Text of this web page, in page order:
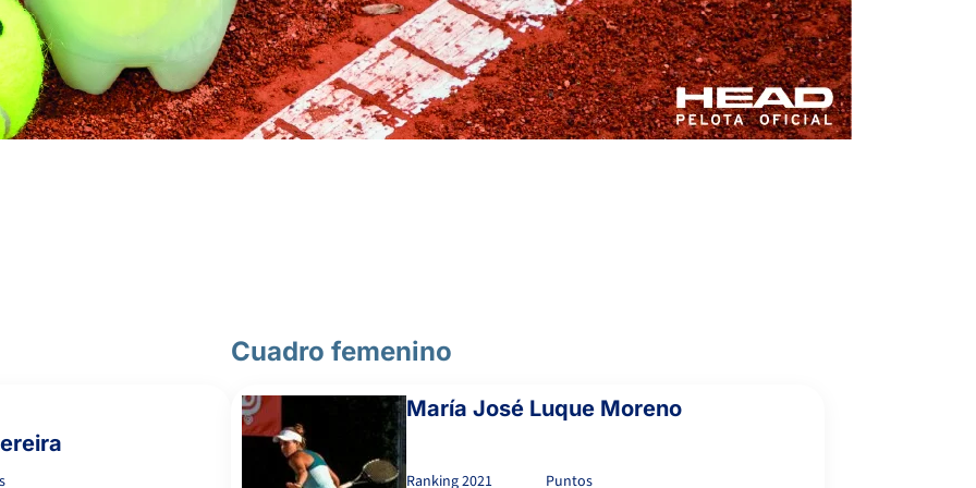
OWEN ENDLER, M. 567
LUQUE RICO, E. 746
GÓMEZ-BARRIO OHAYON,
V. 10
LUQUE MORENO, M. 66
Cuadro femenino
María José Luque Moreno
Ranking2021 Puntos